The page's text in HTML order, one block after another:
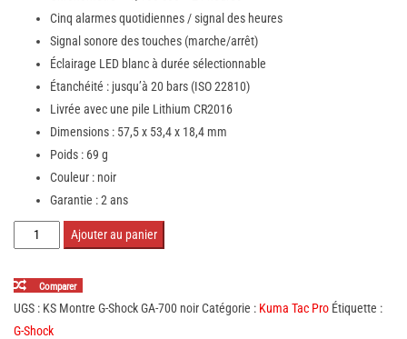
Cinq alarmes quotidiennes / signal des heures
Signal sonore des touches (marche/arrêt)
Éclairage LED blanc à durée sélectionnable
Étanchéité : jusqu’à 20 bars (ISO 22810)
Livrée avec une pile Lithium CR2016
Dimensions : 57,5 x 53,4 x 18,4 mm
Poids : 69 g
Couleur : noir
Garantie : 2 ans
quantité
de
Montre
Ajouter au panier
Comparer
UGS : KS Montre G-Shock GA-700 noirCatégorie : Kuma Tac Pro Étiquette :
G-Shock